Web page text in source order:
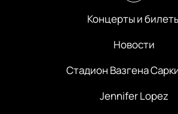
Концерты и
Новости
Стадион Вазгена
Jennifer Lopez